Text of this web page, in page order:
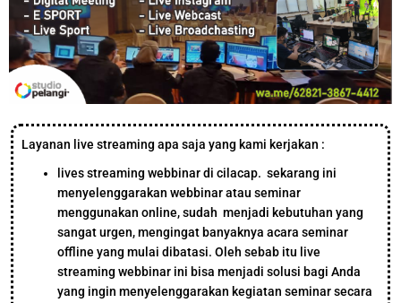
Layanan live streaming apa saja yang kami kerjakan :
lives streaming webbinar di cilacap. sekarang ini
menyelenggarakan webbinar atau seminar
menggunakan online, sudah menjadi kebutuhan yang
sangat urgen, mengingat banyaknya acara seminar
offline yang mulai dibatasi. Oleh sebab itu live
streaming webbinar ini bisa menjadi solusi bagi Anda
yang ingin menyelenggarakan kegiatan seminar secara